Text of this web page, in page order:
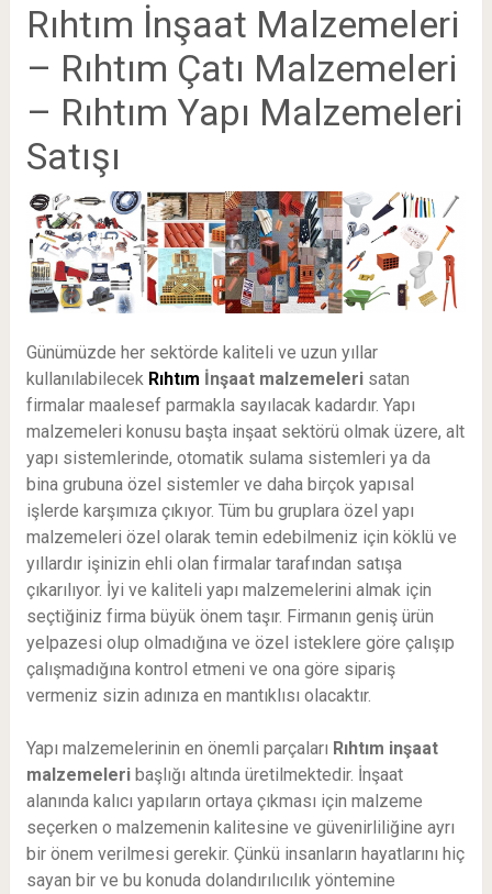
Rıhtım İnşaat Malzemeleri
– Rıhtım Çatı Malzemeleri
– Rıhtım Yapı Malzemeleri
Satışı
Günümüzde her sektörde kaliteli ve uzun yıllar
kullanılabilecek Rıhtım İnşaat malzemeleri satan
firmalar maalesef parmakla sayılacak kadardır. Yapı
malzemeleri konusu başta inşaat sektörü olmak üzere, alt
yapı sistemlerinde, otomatik sulama sistemleri ya da
bina grubuna özel sistemler ve daha birçok yapısal
işlerde karşımıza çıkıyor. Tüm bu gruplara özel yapı
malzemeleri özel olarak temin edebilmeniz için köklü ve
yıllardır işinizin ehli olan firmalar tarafından satışa
çıkarılıyor. İyi ve kaliteli yapı malzemelerini almak için
seçtiğiniz firma büyük önem taşır. Firmanın geniş ürün
yelpazesi olup olmadığına ve özel isteklere göre çalışıp
çalışmadığına kontrol etmeni ve ona göre sipariş
vermeniz sizin adınıza en mantıklısı olacaktır.
Yapı malzemelerinin en önemli parçaları Rıhtım inşaat
malzemeleri başlığı altında üretilmektedir. İnşaat
alanında kalıcı yapıların ortaya çıkması için malzeme
seçerken o malzemenin kalitesine ve güvenirliliğine ayrı
bir önem verilmesi gerekir. Çünkü insanların hayatlarını hiç
sayan bir ve bu konuda dolandırılıcılık yöntemine